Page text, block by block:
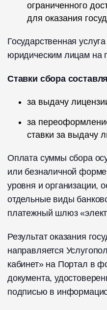
ограниченного
для оказания
Государственная
юридическим лицам на
Ставки сбора
за выдачу
за
ставки за выдачу
Оплата суммы сбора
или безналичной форме
уровня и организации,
отдельные виды
платежный шлюз
Результат оказания
направляется
кабинет» на Портал в
документа,
подписью в